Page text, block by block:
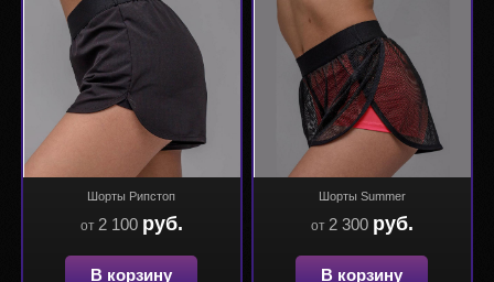
Шорты Рипстоп
от 2 100 руб.
В корзину
Шорты Summer
от 2 300 руб.
В корзину